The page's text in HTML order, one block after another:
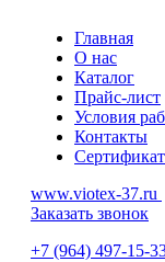
Главная
О нас
Каталог
Прайс-лист
Условия
Контакты
www.viotex-37.ru
Заказать звонок
+7 (964) 497-15-